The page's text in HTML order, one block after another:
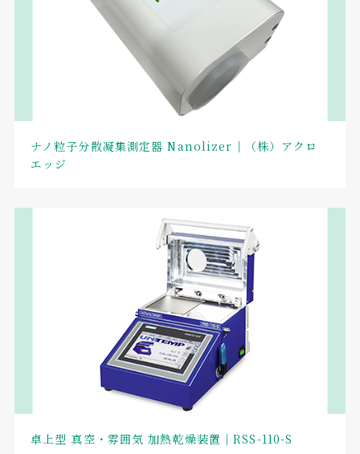
ナノ粒子分散凝集測定器 Nanolizer｜（株）アクロ
エッジ
卓上型 真空・雰囲気 加熱乾燥装置｜RSS-110-S